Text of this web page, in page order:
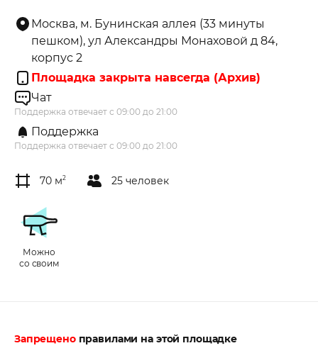
Москва, м. Бунинская аллея (33 минуты
пешком), ул Александры Монаховой д 84,
корпус 2
Площадка закрыта навсегда (Архив)
Чат
Поддержка отвечает с 09:00 до 21:00
Поддержка
Поддержка отвечает с 09:00 до 21:00
70 м2 25 человек
Можно
со своим
Запрещеноправилами на этой площадке